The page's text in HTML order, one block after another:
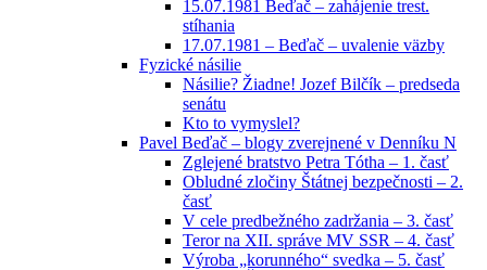
15.07.1981 Beďač – zahájenie trest.
stíhania
17.07.1981 – Beďač – uvalenie väzby
Fyzické násilie
Násilie? Žiadne! Jozef Bilčík – predseda
senátu
Kto to vymyslel?
Pavel Beďač – blogy zverejnené v Denníku N
Zglejené bratstvo Petra Tótha – 1. časť
Obludné zločiny Štátnej bezpečnosti – 2.
časť
V cele predbežného zadržania – 3. časť
Teror na XII. správe MV SSR – 4. časť
Výroba „korunného“ svedka – 5. časť